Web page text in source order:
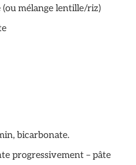
mélange lentille/riz)
bicarbonate.
progressivement – pâte